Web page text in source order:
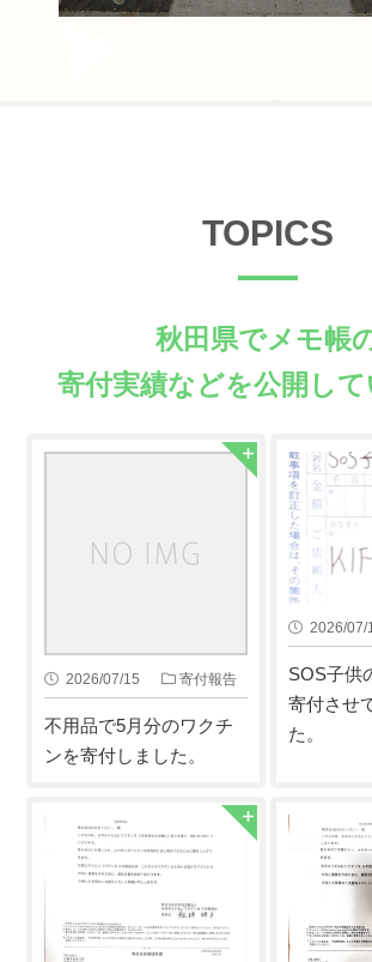
TOPICS
秋田県でメモ帳
寄付実績などを公開して
2026/07/15 寄付報告
不用品で5月分のワクチ
ンを寄付しました。
2026/07/
SOS子供
寄付させ
た。